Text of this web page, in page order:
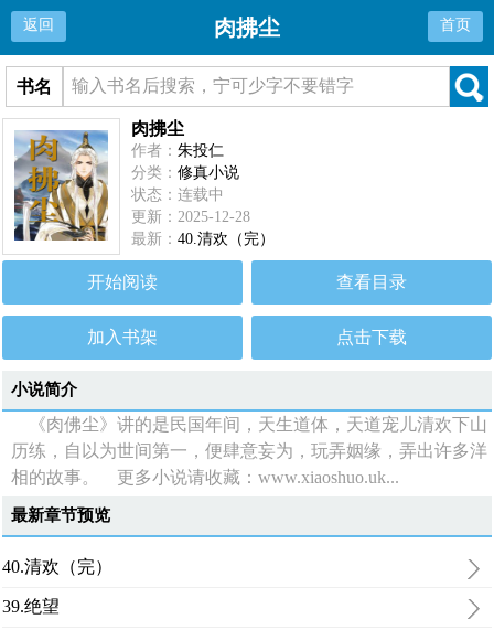
返回 肉拂尘 首页
书名
肉拂尘
作者：朱投仁
分类：修真小说
状态：连载中
更新：2025-12-28
最新：40.清欢（完）
开始阅读 查看目录
加入书架 点击下载
小说简介
《肉佛尘》讲的是民国年间，天生道体，天道宠儿清欢下山
历练，自以为世间第一，便肆意妄为，玩弄姻缘，弄出许多洋
相的故事。 更多小说请收藏：www.xiaoshuo.uk...
最新章节预览
40.清欢（完）
39.绝望